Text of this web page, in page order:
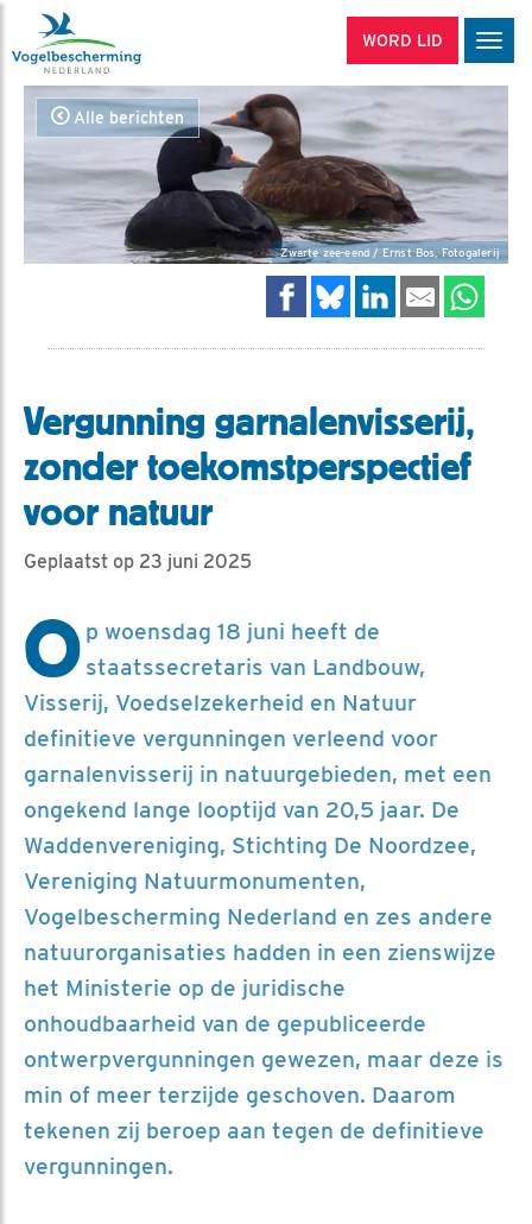
WORD LID
Alle berichten
Zwarte zee-eend / Ernst Bos, Fotogalerij
Vergunning garnalenvisserij,
zonder toekomstperspectief
voor natuur
Geplaatst op 23 juni 2025
O p woensdag 18 juni heeft de
staatssecretaris van Landbouw,
Visserij, Voedselzekerheid en Natuur
definitieve vergunningen verleend voor
garnalenvisserij in natuurgebieden, met een
ongekend lange looptijd van 20,5 jaar. De
Waddenvereniging, Stichting De Noordzee,
Vereniging Natuurmonumenten,
Vogelbescherming Nederland en zes andere
natuurorganisaties hadden in een zienswijze
het Ministerie op de juridische
onhoudbaarheid van de gepubliceerde
ontwerpvergunningen gewezen, maar deze is
min of meer terzijde geschoven. Daarom
tekenen zij beroep aan tegen de definitieve
vergunningen.